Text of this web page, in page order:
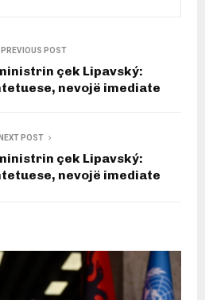
PREVIOUS POST
çek Lipavský:
nevojë imediate
NEXT POST
çek Lipavský:
nevojë imediate